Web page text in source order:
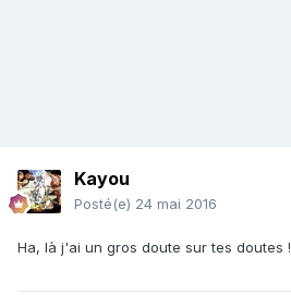
Kayou
Posté(e) 24 mai 2016
Ha, là j'ai un gros doute sur tes doutes !